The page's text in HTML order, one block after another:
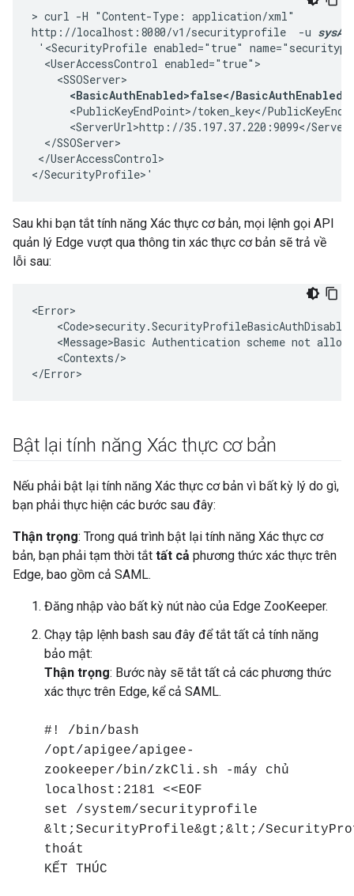
> curl -H "Content-Type: application/xml"
http://localhost:8080/v1/securityprofile  -u
'<SecurityProfile enabled="true"
  <UserAccessControl enabled="true">
    <SSOServer>
<BasicAuthEnabled>false</BasicAuthEnabled>
<PublicKeyEndPoint>/token_key</
<ServerUrl>http://35.197.37.220:9099</
  </SSOServer>
</UserAccessControl>
</SecurityProfile>'
Sau khi bạn tắt tính năng Xác thực cơ bản, mọi lệnh gọi API
quản lý Edge vượt qua thông tin xác thực cơ bản sẽ trả về
lỗi sau:
<Error>
<Message>Basic Authentication scheme not
    <Contexts/>
</Error>
Bật lại tính năng Xác thực cơ bản
Nếu phải bật lại tính năng Xác thực cơ bản vì bất kỳ lý do gì,
bạn phải thực hiện các bước sau đây:
Thận trọng: Trong quá trình bật lại tính năng Xác thực cơ
bản, bạn phải tạm thời tắt tất cả phương thức xác thực trên
Edge, bao gồm cả SAML.
Đăng nhập vào bất kỳ nút nào của Edge ZooKeeper.
Chạy tập lệnh bash sau đây để tắt tất cả tính năng
bảo mật:
Thận trọng: Bước này sẽ tắt tất cả các phương thức
xác thực trên Edge, kể cả SAML.
#! /bin/bash
/opt/apigee/apigee-
zookeeper/bin/zkCli.sh -máy chủ
localhost:2181 <<EOF
set /system/securityprofile
&lt;SecurityProfile&gt;&lt;/
thoát
KẾT THÚC